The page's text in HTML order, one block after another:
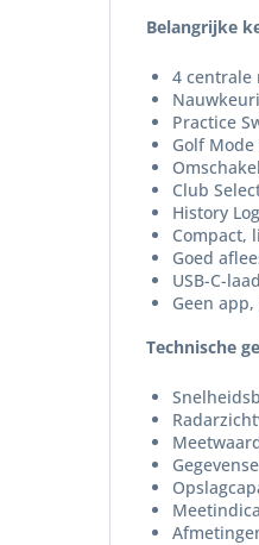
Belangrijke
4 centrale
Practice
Golf
Club
History
Compact,
Goed
USB-C-
Geen
Technische